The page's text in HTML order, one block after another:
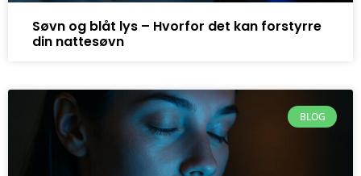
Søvn og blåt lys – Hvorfor det kan forstyrre
din nattesøvn
BLOG